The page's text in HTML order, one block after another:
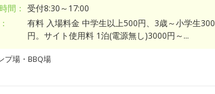
間： 受付8:30～17:00
有料 入場料金 中学生以上500円、3歳～小学生300
円。サイト使用料 1泊(電源無し)3000円～...
プ場・BBQ場